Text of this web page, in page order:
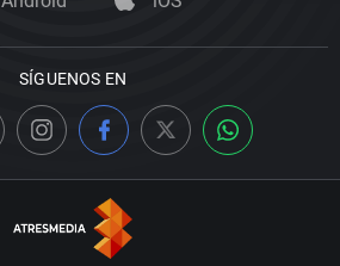
SÍGUENOS EN